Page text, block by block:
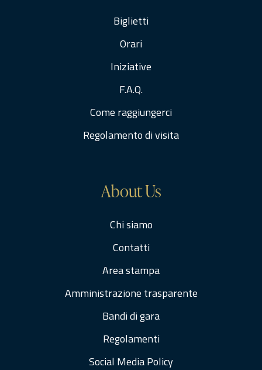
Biglietti
Orari
Iniziative
F.A.Q.
Come raggiungerci
Regolamento di visita
About Us
Chi siamo
Contatti
Area stampa
Amministrazione trasparente
Bandi di gara
Regolamenti
Social Media Policy